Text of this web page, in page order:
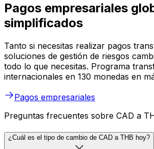
Pagos empresariales
simplificados
Tanto si necesitas realizar pagos
soluciones de gestión de riesgos
todo lo que necesitas. Programa
internacionales en 130 monedas en
Pagos empresariales
Preguntas frecuentes sobre CAD a
¿Cuál es el tipo de cambio de CAD a THB hoy?